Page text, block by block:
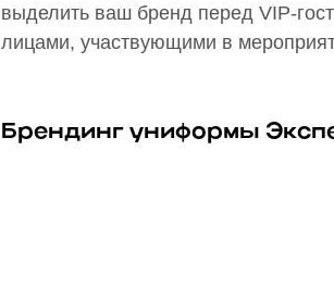
выделить ваш бренд перед VIP-
лицами, участвующими в
Брендинг униформы